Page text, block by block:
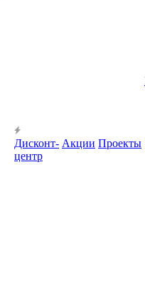
Дисконт-
центр
Акции Проекты